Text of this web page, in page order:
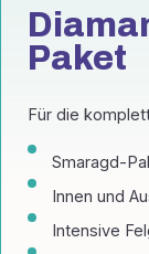
Paket
Für die
Smaragd-
Innen und
Intensive